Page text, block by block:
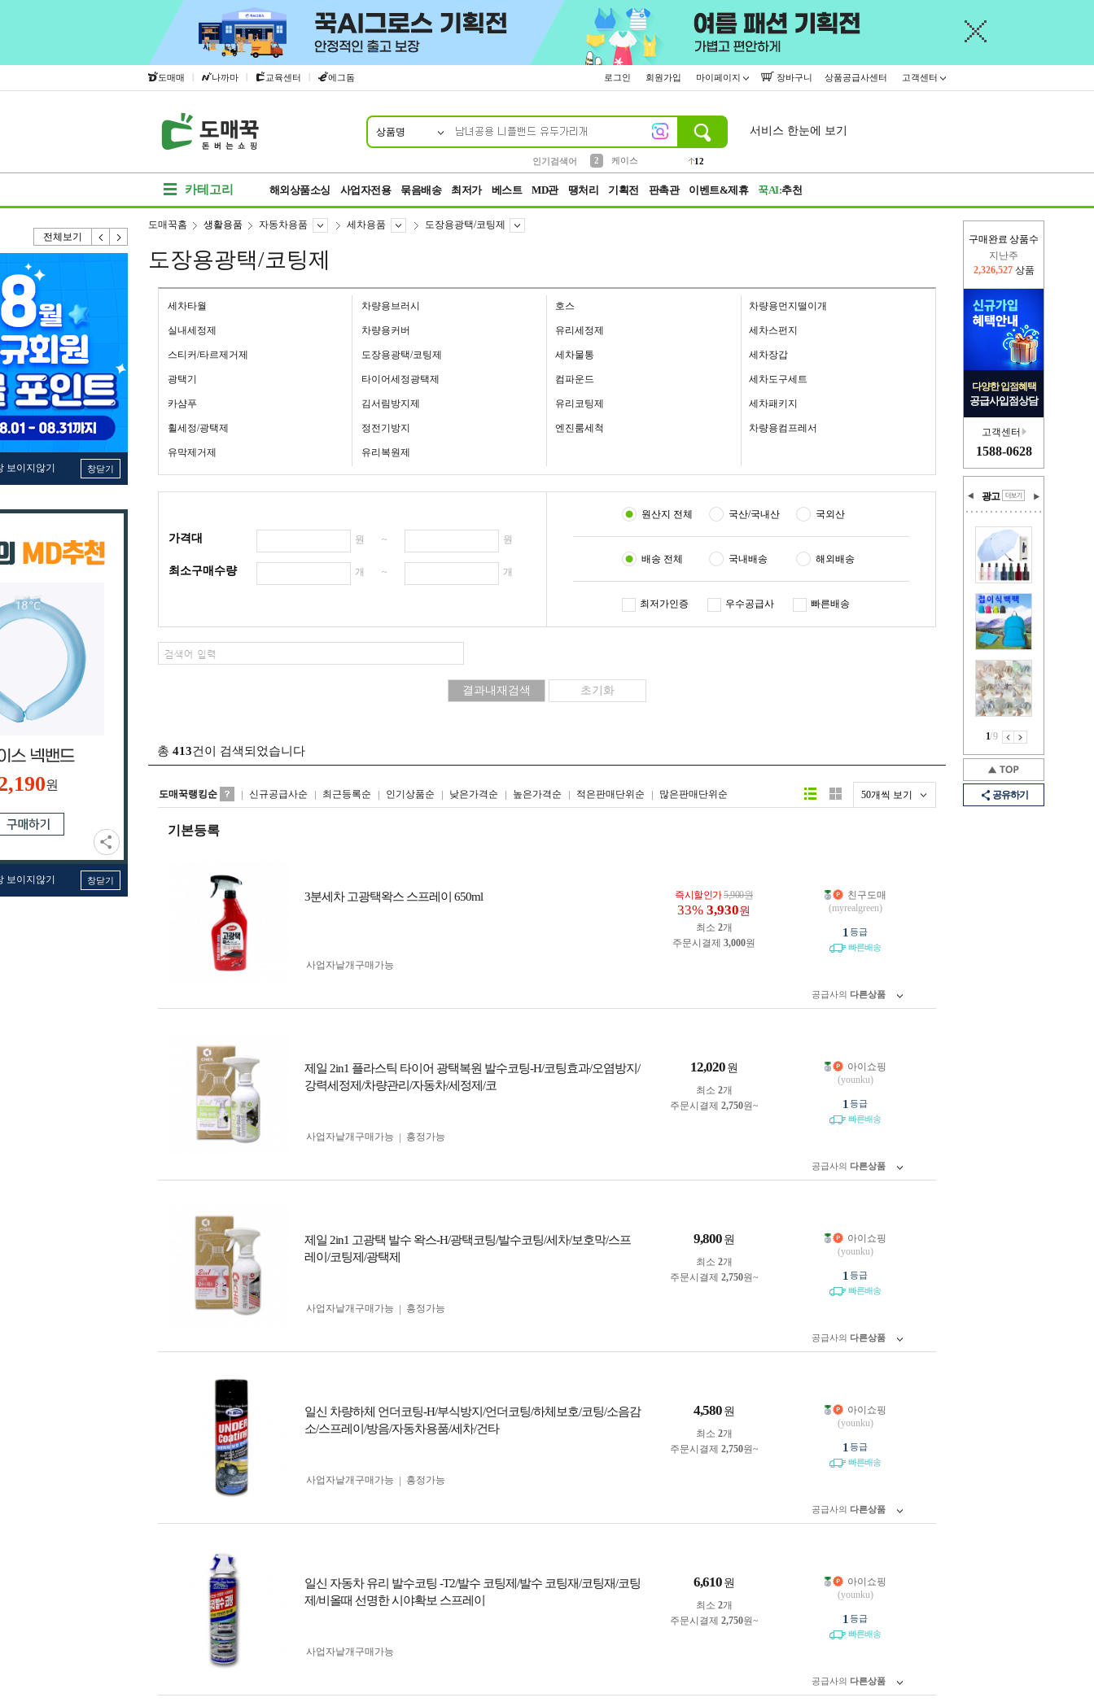
도매매 | 나까마 | 교육센터 | 에그돔 로그인 회원가입 마이페이지 장바구니 상품공급사센터 고객센터
상품명
인기검색어
2
케이스
12
서비스 한눈에 보기
카테고리 해외상품소싱 사업자전용 묶음배송 최저가 베스트 MD관 땡처리 기획전 판촉관 이벤트&제휴 꾹AI:추천
전체보기
보이지않기 창닫기
원
보이지않기 창닫기
구매완료 상품수
이번주
2,301,833 상품
다양한 입점혜택
공급사입점상담
고객센터
1588-0628
광고
1/9
공유하기
도매꾹홈 생활용품 자동차용품 세차용품 도장용광택/코팅제
도장용광택/코팅제
세차타월 차량용브러시 호스 차량용먼지떨이개
실내세정제 차량용커버 유리세정제 세차스펀지
스티커/타르제거제 도장용광택/코팅제 세차물통 세차장갑
광택기 타이어세정광택제 컴파운드 세차도구세트
카샴푸 김서림방지제 유리코팅제 세차패키지
휠세정/광택제 정전기방지 엔진룸세척 차량용컴프레서
유막제거제 유리복원제
가격대 원 ~ 원
최소구매수량 개 ~ 개
원산지 전체 국산/국내산 국외산
배송 전체 국내배송 해외배송
최저가인증 우수공급사 빠른배송
총 413건이 검색되었습니다
도매꾹랭킹순 신규공급사순 최근등록순 인기상품순 낮은가격순 높은가격순 적은판매단위순 많은판매단위순 50개씩 보기
리스트형갤러리형
기본등록
3분세차 고광택왁스 스프레이 650ml 즉시할인가5,900원
33% 3,930원
최소 2개
주문시결제 3,000원
사업자 낱개구매가능
친구도매
(myrealgreen)
1 등급
빠른배송
공급사의 다른상품
제일 2in1 플라스틱 타이어 광택복원 발수코팅-H/코팅효과/오염방지/
강력세정제/차량관리/자동차/세정제/코
12,020 원
최소 2개
주문시결제 2,750원~
사업자 낱개구매가능 흥정가능
아이쇼핑
(younku)
1 등급
빠른배송
공급사의 다른상품
제일 2in1 고광택 발수 왁스-H/광택코팅/발수코팅/세차/보호막/스프
레이/코팅제/광택제
9,800 원
최소 2개
주문시결제 2,750원~
사업자 낱개구매가능 흥정가능
아이쇼핑
(younku)
1 등급
빠른배송
공급사의 다른상품
일신 차량하체 언더코팅-H/부식방지/언더코팅/하체보호/코팅/소음감
소/스프레이/방음/자동차용품/세차/건타
4,580 원
최소 2개
주문시결제 2,750원~
사업자 낱개구매가능 흥정가능
아이쇼핑
(younku)
1 등급
빠른배송
공급사의 다른상품
일신 자동차 유리 발수코팅 -T2/발수 코팅제/발수 코팅재/코팅재/코팅
제/비올때 선명한 시야확보 스프레이
6,610 원
최소 2개
주문시결제 2,750원~
사업자 낱개구매가능
아이쇼핑
(younku)
1 등급
빠른배송
공급사의 다른상품